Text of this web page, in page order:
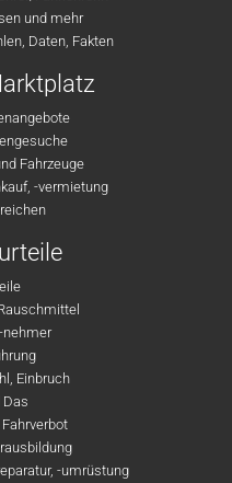
und mehr
Daten, Fakten
Fahrzeuge
-vermietung
nehmer
Einbruch
Das
-umrüstung